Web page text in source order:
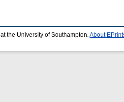
at the University of Southampton. About